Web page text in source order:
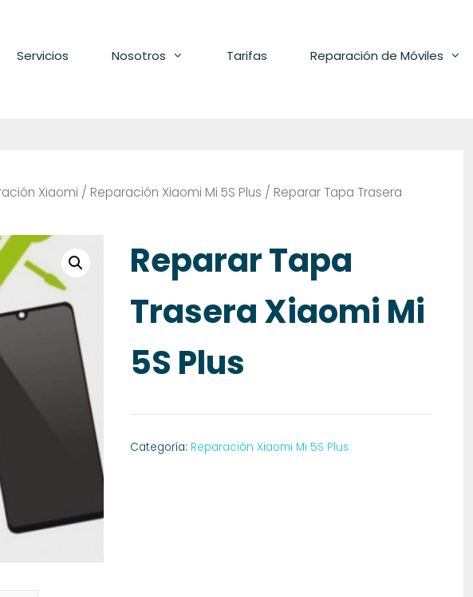
Servicios Nosotros Tarifas Reparación de Móviles
Xiaomi / Reparación Xiaomi Mi 5S Plus / Reparar Tapa Trasera
Reparar Tapa
Trasera Xiaomi Mi
5S Plus
Categoría: Reparación Xiaomi Mi 5S Plus